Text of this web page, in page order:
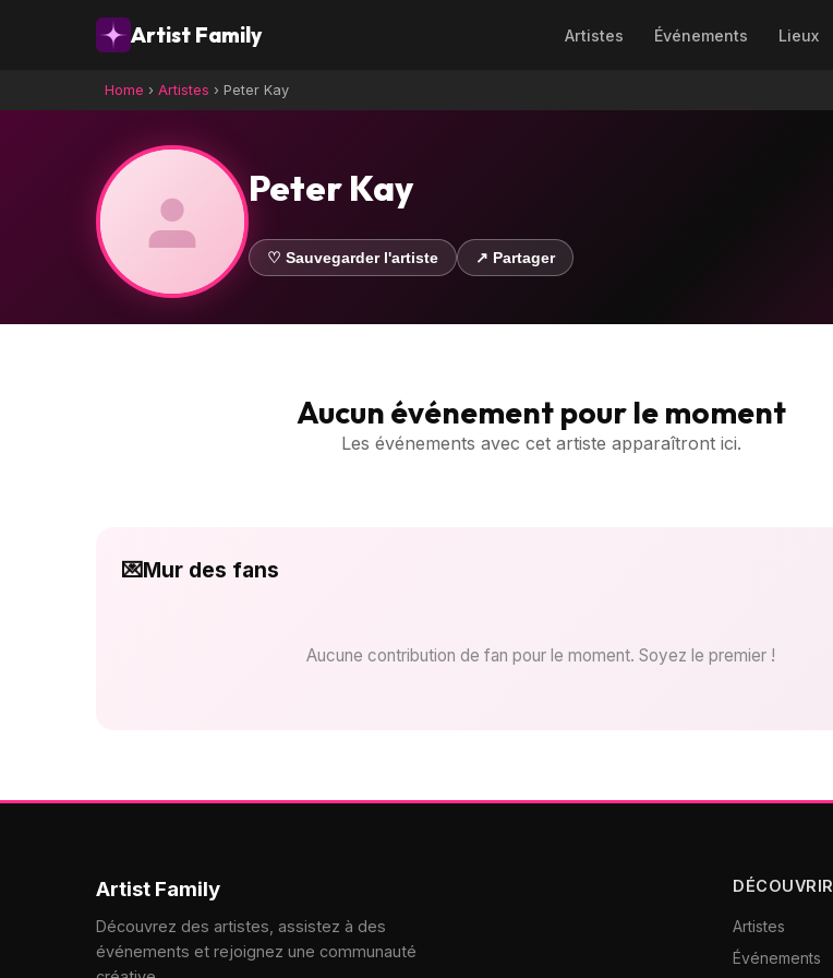
Artist Family Artistes Événements Lieux
Home › Artistes › Peter Kay
Peter Kay
♡ Sauvegarder l'artiste ↗ Partager
Aucun événement pour le moment
Les événements avec cet artiste apparaîtront ici.
💌Mur des fans
Aucune contribution de fan pour le moment. Soyez le premier !
Artist Family
Découvrez des artistes, assistez à des
événements et rejoignez une communauté
DÉCOUVRIR
Artistes
Événements